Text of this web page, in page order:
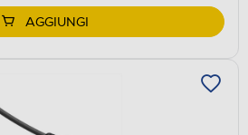
AGGIUNGI